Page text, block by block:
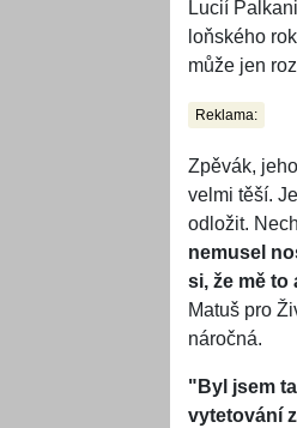
Lucií
loňského
může jen
Reklama:
Zpěvák,
velmi těší.
odložit.
nemusel
si, že mě
Matuš pro
náročná.
"Byl jsem
vytetování